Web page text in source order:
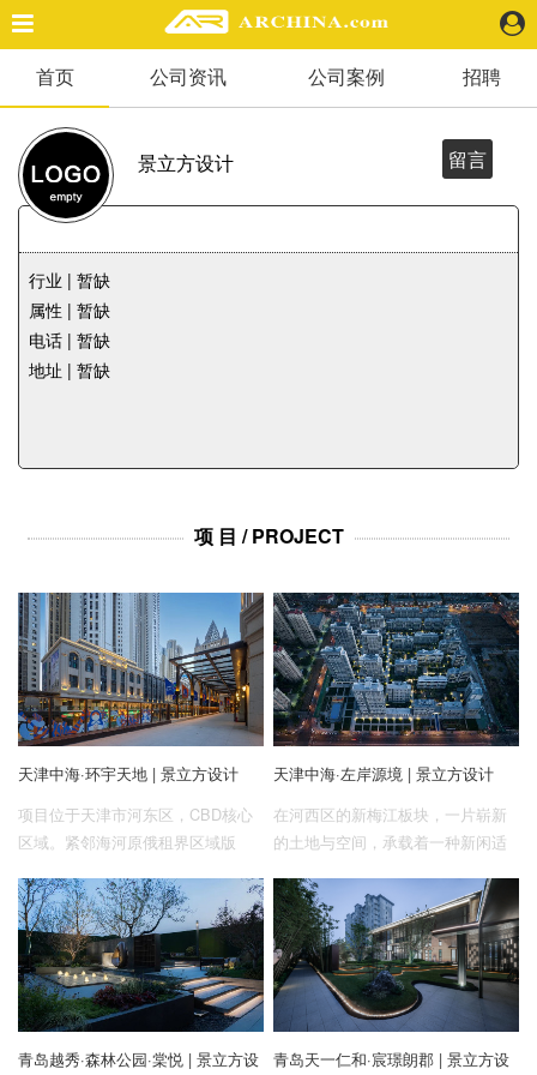
精选案例
建 筑
景 观
室 内
视 频
头条资讯
业 界
机 构
企业招聘
企业会员
关于投稿
广告投放
联系我们
首页 公司资讯 公司案例 招聘
景立方设计 留言
行业 | 暂缺
属性 | 暂缺
电话 | 暂缺
地址 | 暂缺
项 目 / PROJECT
天津中海·环宇天地 | 景立方设计
项目位于天津市河东区，CBD核心
区域。紧邻海河原俄租界区域版
为十一经路，西北侧为八经路，而
西南侧则是能够充分代表天津的海
河河道及滨河路。天然的地理优
势，核心的城市区域，便捷的交通
环境以及丰富的周边配套，体现了
项目对于天津城市风韵以及中海项
目品质的重要作用。经典大都会建
天津中海·左岸源境 | 景立方设计
在河西区的新梅江板块，一片崭新
的土地与空间，承载着一种新闲适
善、配套齐全。高阶的城市资源，
急需用一片绿色，重塑天津洋房理
想，消隐疲惫，慰际生活。
青岛越秀·森林公园·棠悦 | 景立方设 青岛天一仁和·宸璟朗郡 | 景立方设